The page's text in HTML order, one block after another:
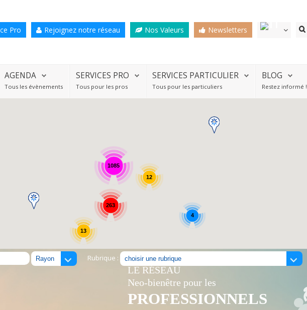
Pro Rejoignez notre réseau Nos Valeurs Newsletters
AGENDA
Tous les évènements
SERVICES PRO
Tous pour les pros
SERVICES PARTICULIER
Tous pour les particuliers
BLOG
Restez informé !
1085
13
263
4
12
Rubrique :
LE RÉSEAU
Neo-bienêtre pour les
PROFESSIONNELS